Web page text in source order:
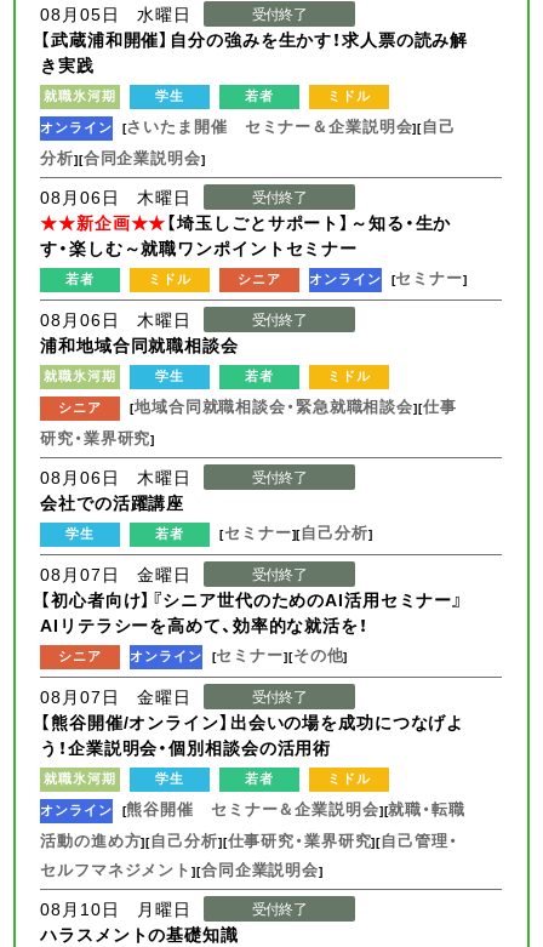
08月05日 水曜日 受付終了
【武蔵浦和開催】自分の強みを生かす！求人票の読み解
き実践
就職氷河期 学生 若者
ミドル
オンライン [さいたま開催 セミナー＆企業説明会][自己
分析][合同企業説明会]
08月06日 木曜日 受付終了
★★新企画★★【埼玉しごとサポート】～知る・生か
す・楽しむ～就職ワンポイントセミナー
若者 ミドル シニア オンライン [セミナー]
08月06日 木曜日 受付終了
浦和地域合同就職相談会
就職氷河期 学生 若者
ミドル
シニア
[地域合同就職相談会・緊急就職相談会][仕事
研究・業界研究]
08月06日 木曜日 受付終了
会社での活躍講座
学生 若者 [セミナー][自己分析]
08月07日 金曜日 受付終了
【初心者向け】『シニア世代のためのAI活用セミナー』
AIリテラシーを高めて、効率的な就活を！
シニア オンライン [セミナー][その他]
08月07日 金曜日 受付終了
【熊谷開催/オンライン】出会いの場を成功につなげよ
う！企業説明会・個別相談会の活用術
就職氷河期 学生 若者
ミドル
オンライン [熊谷開催 セミナー＆企業説明会][就職・転職
活動の進め方][自己分析][仕事研究・業界研究][自己管理・
セルフマネジメント][合同企業説明会]
08月10日 月曜日 受付終了
ハラスメントの基礎知識